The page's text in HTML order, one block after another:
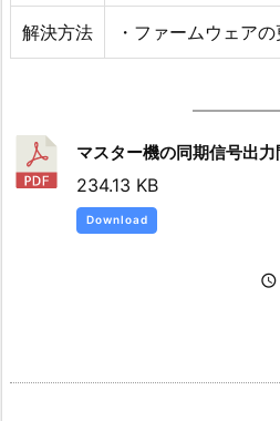
解決方法 ・ファームウェア
マスター機の同期信号出
234.13 KB
Download
